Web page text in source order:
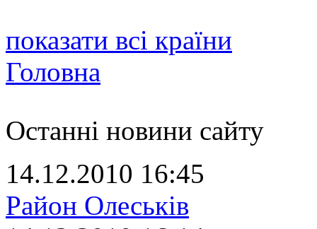
показати всі країни
Головна
Останні новини сайту
14.12.2010 16:45
Район Олеськів